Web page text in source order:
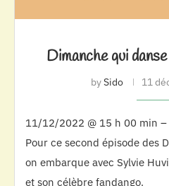
Dimanche qui
bySido 11
11/12/2022 @ 15 h 00 min
Pour ce second épisode des
on embarque avec Sylvie
et son célèbre fandango.